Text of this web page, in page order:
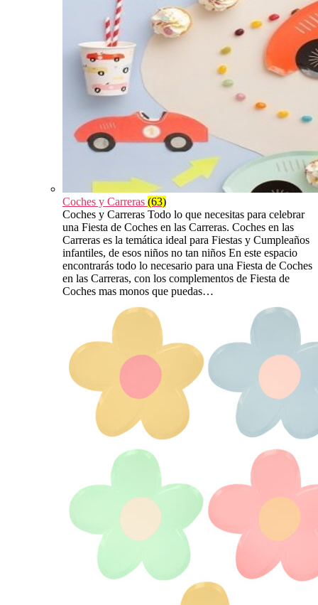
Coches y Carreras (63)
Coches y Carreras Todo lo que necesitas para celebrar
una Fiesta de Coches en las Carreras. Coches en las
Carreras es la temática ideal para Fiestas y Cumpleaños
infantiles, de esos niños no tan niños En este espacio
encontrarás todo lo necesario para una Fiesta de Coches
en las Carreras, con los complementos de Fiesta de
Coches mas monos que puedas…